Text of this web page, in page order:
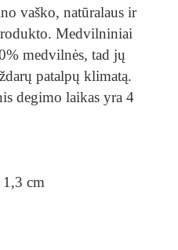
vaško, natūralaus ir
Medvilniniai
medvilnės, tad jų
patalpų klimatą.
degimo laikas yra 4
cm